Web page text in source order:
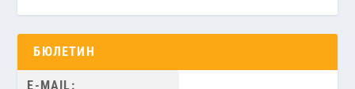
БЮЛЕТИН